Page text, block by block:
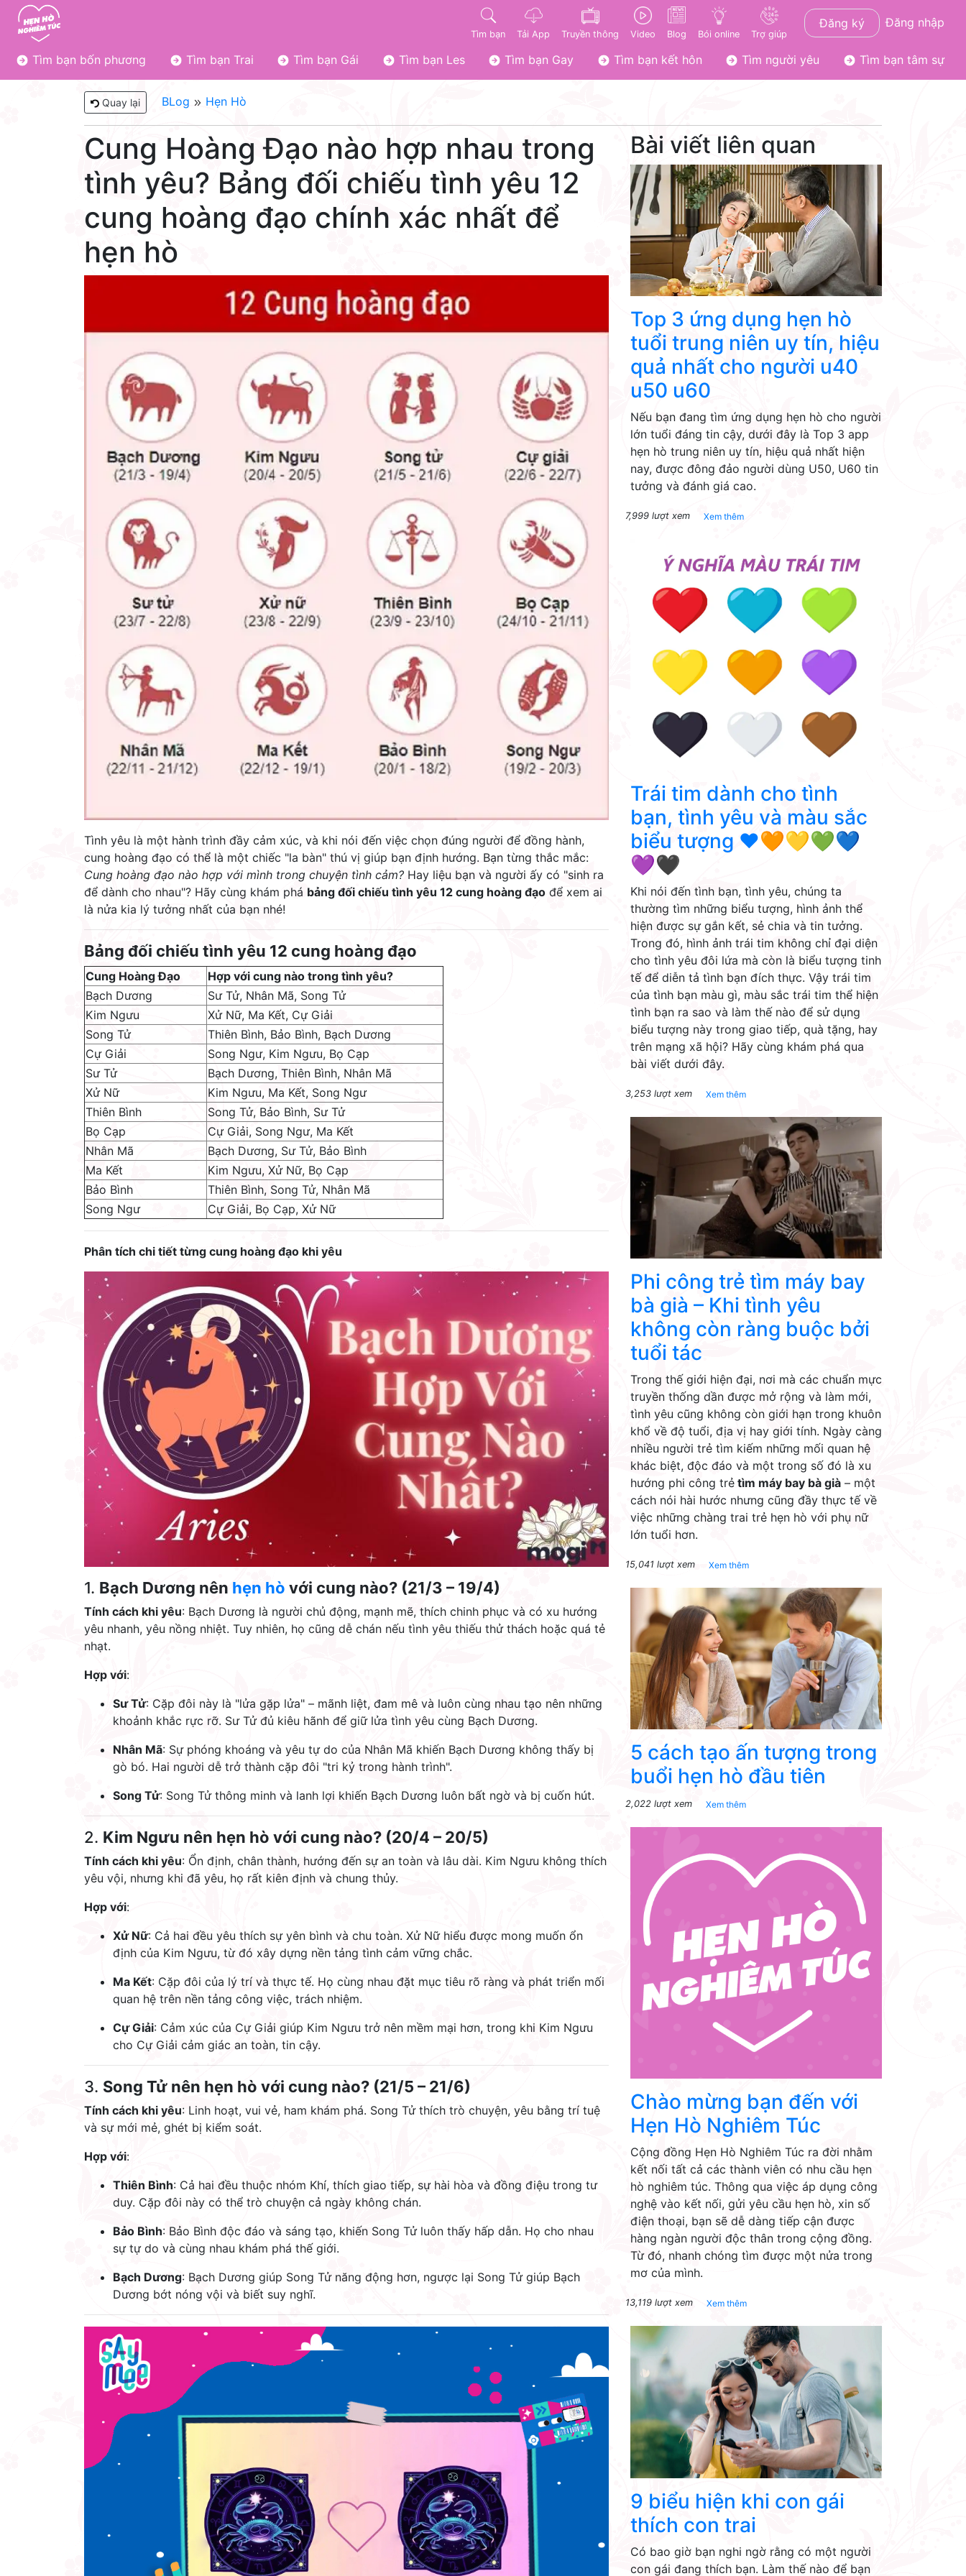
Tìm bạn Tải App Truyền thông Video Blog Bói online Trợ giúp
Đăng ký Đăng nhập
Tìm bạn bốn phương Tìm bạn Trai Tìm bạn Gái Tìm bạn Les Tìm bạn Gay Tìm bạn kết hôn Tìm người yêu Tìm bạn tâm sự
Quay lại BLog Hẹn Hò
Cung Hoàng Đạo nào hợp nhau trong
tình yêu? Bảng đối chiếu tình yêu 12
cung hoàng đạo chính xác nhất để
hẹn hò
Tình yêu là một hành trình đầy cảm xúc, và khi nói đến việc chọn đúng người để đồng hành,
cung hoàng đạo có thể là một chiếc "la bàn" thú vị giúp bạn định hướng. Bạn từng thắc mắc:
Cung hoàng đạo nào hợp với mình trong chuyện tình cảm? Hay liệu bạn và người ấy có "sinh ra
để dành cho nhau"? Hãy cùng khám phá bảng đối chiếu tình yêu 12 cung hoàng đạo để xem ai
là nửa kia lý tưởng nhất của bạn nhé!
Bảng đối chiếu tình yêu 12 cung hoàng đạo
Cung Hoàng Đạo
Hợp với cung nào trong tình yêu?
Bạch Dương
Sư Tử, Nhân Mã, Song Tử
Kim Ngưu
Xử Nữ, Ma Kết, Cự Giải
Song Tử
Thiên Bình, Bảo Bình, Bạch Dương
Cự Giải
Song Ngư, Kim Ngưu, Bọ Cạp
Sư Tử
Bạch Dương, Thiên Bình, Nhân Mã
Xử Nữ
Kim Ngưu, Ma Kết, Song Ngư
Thiên Bình
Song Tử, Bảo Bình, Sư Tử
Bọ Cạp
Cự Giải, Song Ngư, Ma Kết
Nhân Mã
Bạch Dương, Sư Tử, Bảo Bình
Ma Kết
Kim Ngưu, Xử Nữ, Bọ Cạp
Bảo Bình
Thiên Bình, Song Tử, Nhân Mã
Song Ngư
Cự Giải, Bọ Cạp, Xử Nữ
Phân tích chi tiết từng cung hoàng đạo khi yêu
1. Bạch Dương nên hẹn hò với cung nào? (21/3 – 19/4)
Tính cách khi yêu: Bạch Dương là người chủ động, mạnh mẽ, thích chinh phục và có xu hướng
yêu nhanh, yêu nồng nhiệt. Tuy nhiên, họ cũng dễ chán nếu tình yêu thiếu thử thách hoặc quá tẻ
nhạt.
Hợp với:
Sư Tử: Cặp đôi này là "lửa gặp lửa" – mãnh liệt, đam mê và luôn cùng nhau tạo nên những
khoảnh khắc rực rỡ. Sư Tử đủ kiêu hãnh để giữ lửa tình yêu cùng Bạch Dương.
Nhân Mã: Sự phóng khoáng và yêu tự do của Nhân Mã khiến Bạch Dương không thấy bị
gò bó. Hai người dễ trở thành cặp đôi "tri kỷ trong hành trình".
Song Tử: Song Tử thông minh và lanh lợi khiến Bạch Dương luôn bất ngờ và bị cuốn hút.
2. Kim Ngưu nên hẹn hò với cung nào? (20/4 – 20/5)
Tính cách khi yêu: Ổn định, chân thành, hướng đến sự an toàn và lâu dài. Kim Ngưu không thích
yêu vội, nhưng khi đã yêu, họ rất kiên định và chung thủy.
Hợp với:
Xử Nữ: Cả hai đều yêu thích sự yên bình và chu toàn. Xử Nữ hiểu được mong muốn ổn
định của Kim Ngưu, từ đó xây dựng nền tảng tình cảm vững chắc.
Ma Kết: Cặp đôi của lý trí và thực tế. Họ cùng nhau đặt mục tiêu rõ ràng và phát triển mối
quan hệ trên nền tảng công việc, trách nhiệm.
Cự Giải: Cảm xúc của Cự Giải giúp Kim Ngưu trở nên mềm mại hơn, trong khi Kim Ngưu
cho Cự Giải cảm giác an toàn, tin cậy.
3. Song Tử nên hẹn hò với cung nào? (21/5 – 21/6)
Tính cách khi yêu: Linh hoạt, vui vẻ, ham khám phá. Song Tử thích trò chuyện, yêu bằng trí tuệ
và sự mới mẻ, ghét bị kiểm soát.
Hợp với:
Thiên Bình: Cả hai đều thuộc nhóm Khí, thích giao tiếp, sự hài hòa và đồng điệu trong tư
duy. Cặp đôi này có thể trò chuyện cả ngày không chán.
Bảo Bình: Bảo Bình độc đáo và sáng tạo, khiến Song Tử luôn thấy hấp dẫn. Họ cho nhau
sự tự do và cùng nhau khám phá thế giới.
Bạch Dương: Bạch Dương giúp Song Tử năng động hơn, ngược lại Song Tử giúp Bạch
Dương bớt nóng vội và biết suy nghĩ.
Bài viết liên quan
Top 3 ứng dụng hẹn hò
tuổi trung niên uy tín, hiệu
quả nhất cho người u40
u50 u60
Nếu bạn đang tìm ứng dụng hẹn hò cho người
lớn tuổi đáng tin cậy, dưới đây là Top 3 app
hẹn hò trung niên uy tín, hiệu quả nhất hiện
nay, được đông đảo người dùng U50, U60 tin
tưởng và đánh giá cao.
7,999 lượt xem Xem thêm
Trái tim dành cho tình
bạn, tình yêu và màu sắc
biểu tượng ❤🧡💛💚💙
💜🖤
Khi nói đến tình bạn, tình yêu, chúng ta
thường tìm những biểu tượng, hình ảnh thể
hiện được sự gắn kết, sẻ chia và tin tưởng.
Trong đó, hình ảnh trái tim không chỉ đại diện
cho tình yêu đôi lứa mà còn là biểu tượng tinh
tế để diễn tả tình bạn đích thực. Vậy trái tim
của tình bạn màu gì, màu sắc trái tim thể hiện
tình bạn ra sao và làm thế nào để sử dụng
biểu tượng này trong giao tiếp, quà tặng, hay
trên mạng xã hội? Hãy cùng khám phá qua
bài viết dưới đây.
3,253 lượt xem Xem thêm
Phi công trẻ tìm máy bay
bà già – Khi tình yêu
không còn ràng buộc bởi
tuổi tác
Trong thế giới hiện đại, nơi mà các chuẩn mực
truyền thống dần được mở rộng và làm mới,
tình yêu cũng không còn giới hạn trong khuôn
khổ về độ tuổi, địa vị hay giới tính. Ngày càng
nhiều người trẻ tìm kiếm những mối quan hệ
khác biệt, độc đáo và một trong số đó là xu
hướng phi công trẻ tìm máy bay bà già – một
cách nói hài hước nhưng cũng đầy thực tế về
việc những chàng trai trẻ hẹn hò với phụ nữ
lớn tuổi hơn.
15,041 lượt xem Xem thêm
5 cách tạo ấn tượng trong
buổi hẹn hò đầu tiên
2,022 lượt xem Xem thêm
Chào mừng bạn đến với
Hẹn Hò Nghiêm Túc
Cộng đồng Hẹn Hò Nghiêm Túc ra đời nhằm
kết nối tất cả các thành viên có nhu cầu hẹn
hò nghiêm túc. Thông qua việc áp dụng công
nghệ vào kết nối, gửi yêu cầu hẹn hò, xin số
điện thoại, bạn sẽ dễ dàng tiếp cận được
hàng ngàn người độc thân trong cộng đồng.
Từ đó, nhanh chóng tìm được một nửa trong
mơ của mình.
13,119 lượt xem Xem thêm
9 biểu hiện khi con gái
thích con trai
Có bao giờ bạn nghi ngờ rằng có một người
con gái đang thích bạn. Làm thế nào để bạn